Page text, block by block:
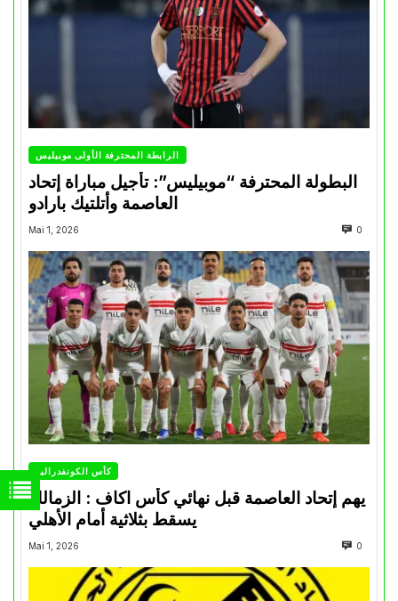
الرابطة المحترفة الأولى موبيليس
البطولة المحترفة “موبيليس”: تأجيل مباراة إتحاد
العاصمة وأتلتيك بارادو
Mai 1, 2026 0
كأس الكونفدرالية
يهم إتحاد العاصمة قبل نهائي كأس اكاف : الزمالك
Mai 1, 2026 0